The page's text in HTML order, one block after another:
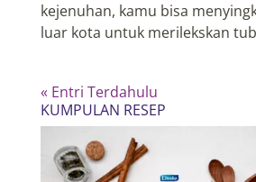
kejenuhan, kamu bisa
luar kota untuk merilekskan
« Entri Terdahulu
KUMPULAN RESEP